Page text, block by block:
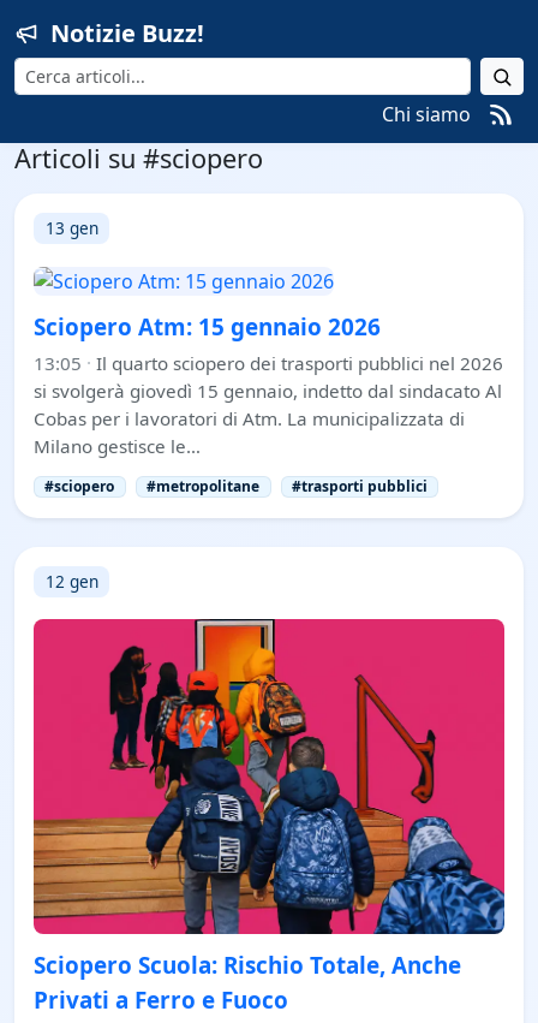
Notizie Buzz!
Cerca
Chi siamo
Articoli su #sciopero
13 gen
Sciopero Atm: 15 gennaio 2026
13:05 · Il quarto sciopero dei trasporti pubblici nel 2026
si svolgerà giovedì 15 gennaio, indetto dal sindacato Al
Cobas per i lavoratori di Atm. La municipalizzata di
Milano gestisce le…
#sciopero #metropolitane #trasporti pubblici
12 gen
Sciopero Scuola: Rischio Totale, Anche
Privati a Ferro e Fuoco